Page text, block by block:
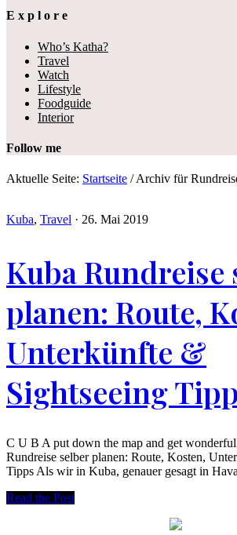
E x p l o r e
Who’s Katha?
Travel
Watch
Lifestyle
Foodguide
Interior
Follow me
Aktuelle Seite: Startseite /Archiv für
Kuba, Travel · 26. Mai 2019
Kuba Rundreise
planen: Route,
Unterkünfte &
Sightseeing
C U B A put down the map and get
Rundreise selber planen: Route, Kosten,
Tipps Als wir in Kuba, genauer gesagt in
Read the Post